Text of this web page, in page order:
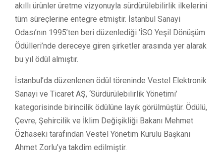
akıllı ürünler üretme vizyonuyla sürdürülebilirlik ilkelerini
tüm süreçlerine entegre etmiştir. İstanbul Sanayi
Odası’nın 1995’ten beri düzenlediği ‘İSO Yeşil Dönüşüm
Ödülleri’nde dereceye giren şirketler arasında yer alarak
bu yıl ödül almıştır.
İstanbul’da düzenlenen ödül töreninde Vestel Elektronik
Sanayi ve Ticaret AŞ, ‘Sürdürülebilirlik Yönetimi’
kategorisinde birincilik ödülüne layık görülmüştür. Ödülü,
Çevre, Şehircilik ve İklim Değişikliği Bakanı Mehmet
Özhaseki tarafından Vestel Yönetim Kurulu Başkanı
Ahmet Zorlu’ya takdim edilmiştir.